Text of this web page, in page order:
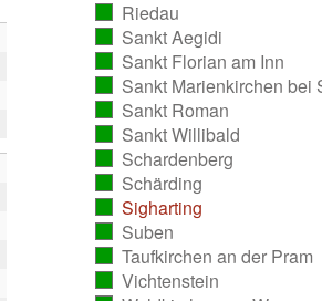
ausgezählt)
Riedau
ausgezählt)
Sankt Aegidi
ausgezählt)
Sankt Florian am Inn
ausgezählt)
Sankt Marienkirchen bei
ausgezählt)
Sankt Roman
ausgezählt)
Sankt Willibald
ausgezählt)
Schardenberg
ausgezählt)
Schärding
ausgezählt)
Sigharting
ausgezählt)
Suben
ausgezählt)
Taufkirchen an der Pram
ausgezählt)
Vichtenstein